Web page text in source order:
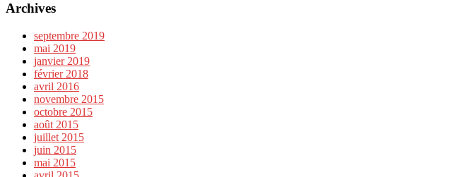
Archives
septembre 2019
mai 2019
janvier 2019
février 2018
avril 2016
novembre 2015
octobre 2015
août 2015
juillet 2015
juin 2015
mai 2015